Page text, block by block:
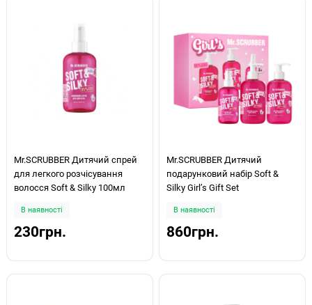
Mr.SCRUBBER Дитячий спрей
для легкого розчісування
волосся Soft & Silky 100мл
В наявності
230грн.
Mr.SCRUBBER Дитячий
подарунковий набір Soft &
Silky Girl’s Gift Set
В наявності
860грн.